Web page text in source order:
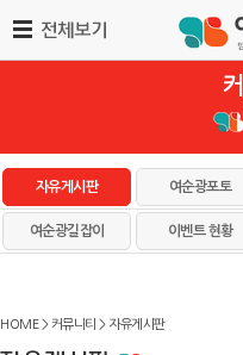
자유게시판 여순광포토
여순광길잡이 이벤트 현황
HOME > 커뮤니티 > 자유게시판